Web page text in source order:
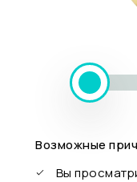
Возможные
Вы